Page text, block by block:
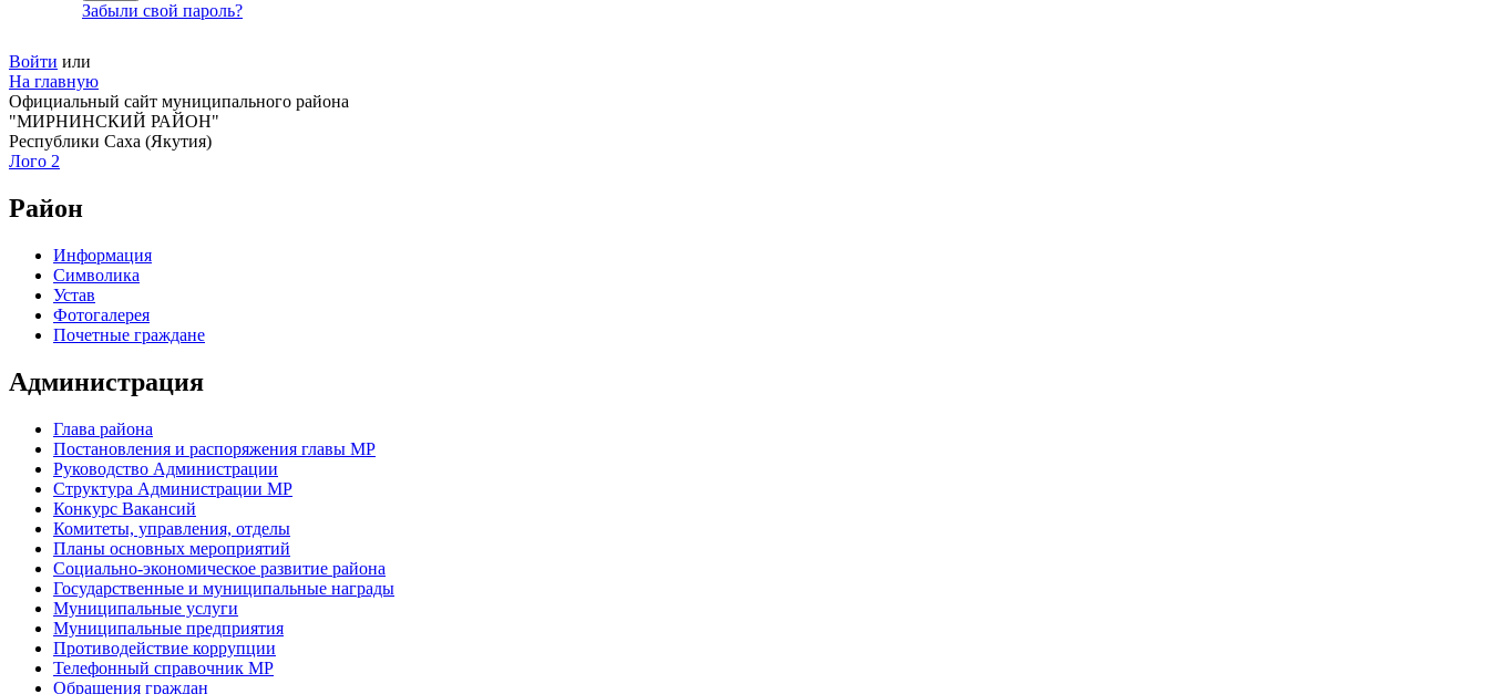
Забыли свой пароль?
Войти или
На главную
Официальный сайт муниципального района
"МИРНИНСКИЙ РАЙОН"
Республики Саха (Якутия)
Лого 2
Район
Информация
Символика
Устав
Фотогалерея
Почетные граждане
Администрация
Глава района
Постановления и распоряжения главы МР
Руководство Администрации
Структура Администрации МР
Конкурс Вакансий
Комитеты, управления, отделы
Планы основных мероприятий
Социально-экономическое развитие района
Государственные и муниципальные награды
Муниципальные услуги
Муниципальные предприятия
Противодействие коррупции
Телефонный справочник МР
Обращения граждан